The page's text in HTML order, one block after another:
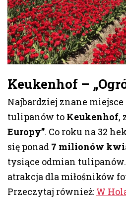
Keukenhof –
Najbardziej znane
tulipanów to Keukenhof,
Europy”. Co roku na 32
się ponad 7 milionów
tysiące odmian
atrakcja dla miłośników
Przeczytaj również: W